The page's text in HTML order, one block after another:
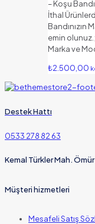
– Koşu
İthal
Bandınızın
emin
Marka ve
₺2.500,00
Destek Hattı
0533 278 82 63
Kemal Türkler Mah.
Müşteri hizmetleri
Mesafeli Satış